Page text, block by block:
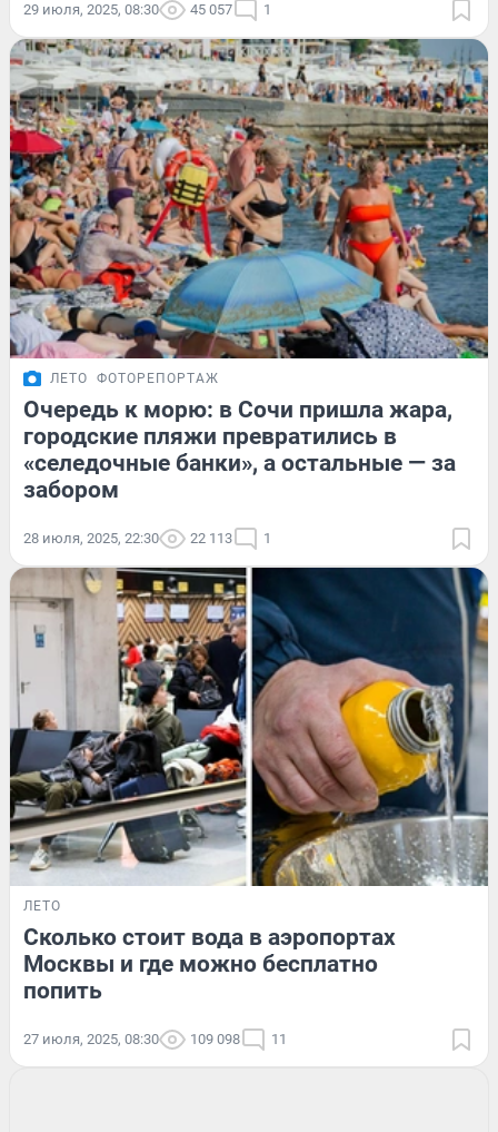
29 июля, 2025, 08:30 45 057 1
ЛЕТО ФОТОРЕПОРТАЖ
Очередь к морю: в Сочи пришла жара,
городские пляжи превратились в
«селедочные банки», а остальные — за
забором
28 июля, 2025, 22:30 22 113 1
ЛЕТО
Сколько стоит вода в аэропортах
Москвы и где можно бесплатно
попить
27 июля, 2025, 08:30 109 098 11